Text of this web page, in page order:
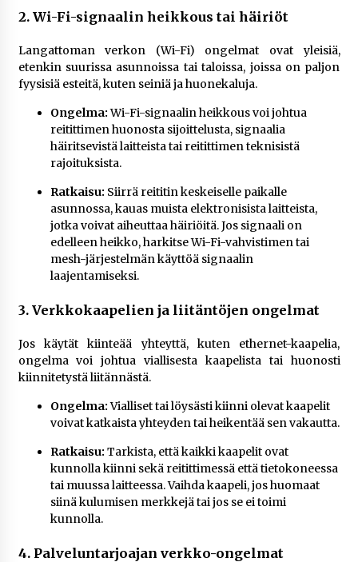
2. Wi-Fi-signaalin heikkous tai häiriöt
Langattoman verkon (Wi-Fi) ongelmat ovat yleisiä,
etenkin suurissa asunnoissa tai taloissa, joissa on paljon
fyysisiä esteitä, kuten seiniä ja huonekaluja.
Ongelma:Wi-Fi-signaalin heikkous voi johtua
reitittimen huonosta sijoittelusta, signaalia
häiritsevistä laitteista tai reitittimen teknisistä
rajoituksista.
Ratkaisu: Siirrä reititin keskeiselle paikalle
asunnossa, kauas muista elektronisista laitteista,
jotka voivat aiheuttaa häiriöitä. Jos signaali on
edelleen heikko, harkitse Wi-Fi-vahvistimen tai
mesh-järjestelmän käyttöä signaalin
laajentamiseksi.
3. Verkkokaapelien ja liitäntöjen ongelmat
Jos käytät kiinteää yhteyttä, kuten ethernet-kaapelia,
ongelma voi johtua viallisesta kaapelista tai huonosti
kiinnitetystä liitännästä.
Ongelma:Vialliset tai löysästi kiinni olevat kaapelit
voivat katkaista yhteyden tai heikentää sen vakautta.
Ratkaisu: Tarkista, että kaikki kaapelit ovat
kunnolla kiinni sekä reitittimessä että tietokoneessa
tai muussa laitteessa. Vaihda kaapeli, jos huomaat
siinä kulumisen merkkejä tai jos se ei toimi
kunnolla.
4. Palveluntarjoajan verkko-ongelmat